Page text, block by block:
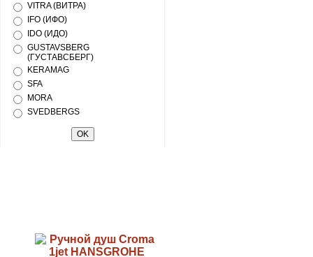
VITRA (ВИТРА)
IFO (ИФО)
IDO (ИДО)
GUSTAVSBERG
(ГУСТАВСБЕРГ)
KERAMAG
SFA
MORA
SVEDBERGS